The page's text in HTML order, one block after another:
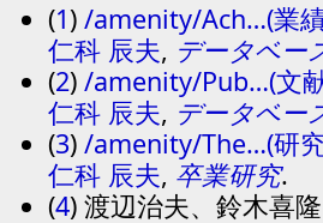
(1) /amenity/Ach…(業
仁科 辰夫, データベー
(2) /amenity/Pub…(文
仁科 辰夫, データベー
(3) /amenity/The…(研
仁科 辰夫, 卒業研究.
(4) 渡辺治夫、鈴木喜